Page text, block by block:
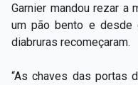
Garnier mandou rezar a
um pão bento e desde
diabruras recomeçaram.
“As chaves das portas